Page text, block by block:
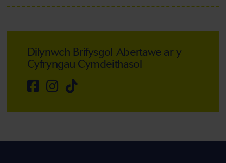
Dilynwch Brifysgol Abertawe ar y
Cyfryngau Cymdeithasol